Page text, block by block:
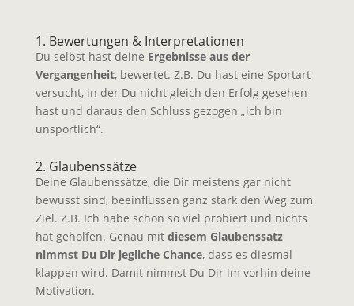
1. Bewertungen & Interpretationen
Du selbst hast deine Ergebnisse aus der
Vergangenheit, bewertet. Z.B. Du hast eine Sportart
versucht, in der Du nicht gleich den Erfolg gesehen
hast und daraus den Schluss gezogen „ich bin
unsportlich“.
2. Glaubenssätze
Deine Glaubenssätze, die Dir meistens gar nicht
bewusst sind, beeinflussen ganz stark den Weg zum
Ziel. Z.B. Ich habe schon so viel probiert und nichts
hat geholfen. Genau mit diesem Glaubenssatz
nimmst Du Dir jegliche Chance, dass es diesmal
klappen wird. Damit nimmst Du Dir im vorhin deine
Motivation.